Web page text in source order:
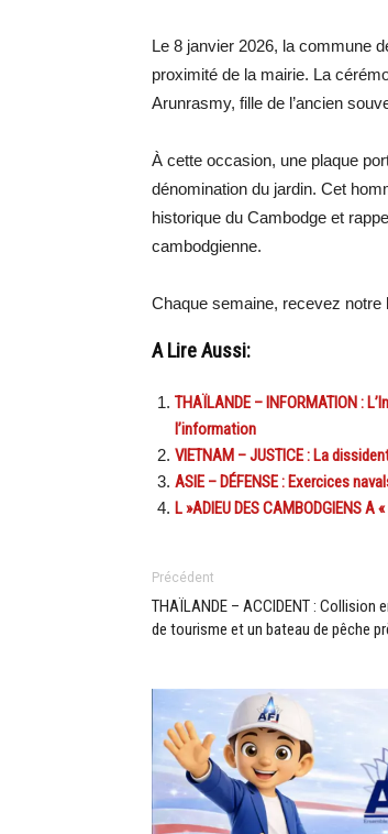
Le 8 janvier 2026, la commune
proximité de la mairie. La
Arunrasmy, fille de l’ancien
À cette occasion, une plaque
dénomination du jardin. Cet
historique du Cambodge et
cambodgienne.
Chaque semaine, recevez notre
A Lire Aussi:
THAÏLANDE – INFORMATION :
l’information
VIETNAM – JUSTICE : La
ASIE – DÉFENSE : Exercices
L »ADIEU DES CAMBODGIENS A
Précédent
THAÏLANDE – ACCIDENT : Collision
de tourisme et un bateau de pêche